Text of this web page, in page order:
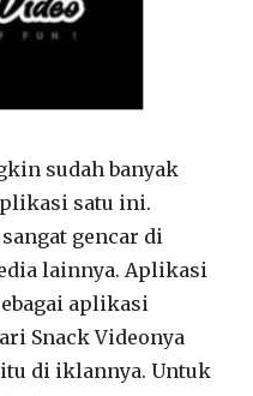
sudah banyak
satu ini.
gencar di
lainnya. Aplikasi
aplikasi
Snack Videonya
di iklannya. Untuk